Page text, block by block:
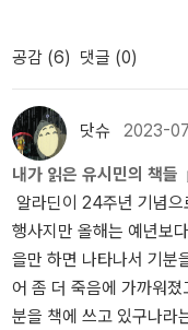
인적으로는 블로그에 댓
의 연대라고 보았다.) 이
리고자 하는 시점에서 이
불러일으킨다. 종종 직장
퇴를 하면 무얼 할 것인가
하고 있는 즐거운 가치
생 2막에는 어떤 시간으
같다. 메멘토 모리. 시간
는 죽어온 것이고 앞으로
그 어느 누구도 자유로울
패배했지만, 결코 낙심
진영 대통령 후보의 공약
화하고 있다. 그러니 문재
는 빠지지 않았으면 좋겠
하지 않은 진보는, 패배를
감하는 능력을 키워야
자가 아니다. 나의 각성
모여 사회적 약자를 보듬
버려 진보를 지켜내고,
가치를 실어 나른다. 누
한 이야기와 그런 밴드
춘이나 지금도 같이 머리
들인다. 철이 들었다란 무
가? 그것은 인생을 말하
의 부정함에 타협하는 것
면이 없는 것은 아니다.
거나 또는 개인적 업무를
없는 내 자신을 보고 있
에 철이 없어지고 싶었
기를 꺼내면서, ' 이 사람
다.' (p. 178)' 나는 나와
해하려는 노력을 적게 했
어렵다. ' (p. 186)이제,
닦는 것임을 마음 속 깊
그밖에도 '아이를 옳게
가장 큰 잘못으로 지적한
대신 판단하는 것에 대하
날의 정치에 대한 생각
니다. 저는 사실 조용하
사람들은 아마 비웃을
사납지 않다. 그런데 어
분노를 감추어야 한다고
르는 데 겨우 성공하는 경
안에 내가 아닌 누군가 있
살 것인가』아포리아,
유 전 의원은 타의 추종
론 방송 프로그램에 패널
는 시민논객의 반박 의사
꺾이게 하였는데 이 장면
민주주의적 승리로 미화
오류이다. • 데이터의 자
분석인 양 제시하지만,
취사선택하여 결론을 짜
선거 묵인·동조 의혹과
침묵: 과거 유시민 저자는
했으나, 지속적으로 제
침묵하거나 방조해 왔다
시해야 할 지식인의 책무
왜곡: 저자는 중앙선거관
의 불투명성을 지적하는
정확하게 내고 있다. 그
오래 그의 책을 읽고 싶다
공감 (6) 댓글 (0)
닷슈 2023-
내가 읽은 유시민의 책들
알라딘이 24주년 기념
행사지만 올해는 예년보
을만 하면 나타나서 기분
어 좀 더 죽음에 가까워
분을 책에 쓰고 있구나라